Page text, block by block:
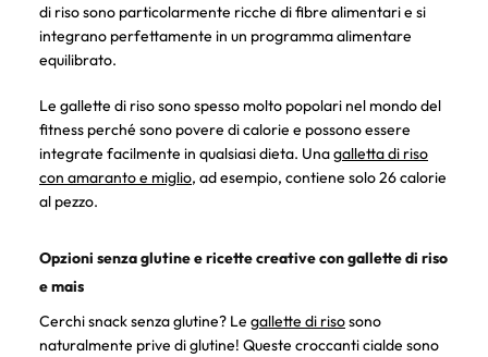
di riso sono particolarmente ricche di fibre alimentari e si
integrano perfettamente in un programma alimentare
equilibrato.
Le gallette di riso sono spesso molto popolari nel mondo del
fitness perché sono povere di calorie e possono essere
integrate facilmente in qualsiasi dieta. Unagalletta di riso
con amaranto e miglio, ad esempio, contiene solo 26 calorie
al pezzo.
Opzioni senza glutine e ricette creative con gallette di riso
e mais
Cerchi snack senza glutine? Le gallette di risosono
naturalmente prive di glutine! Queste croccanti cialde sono